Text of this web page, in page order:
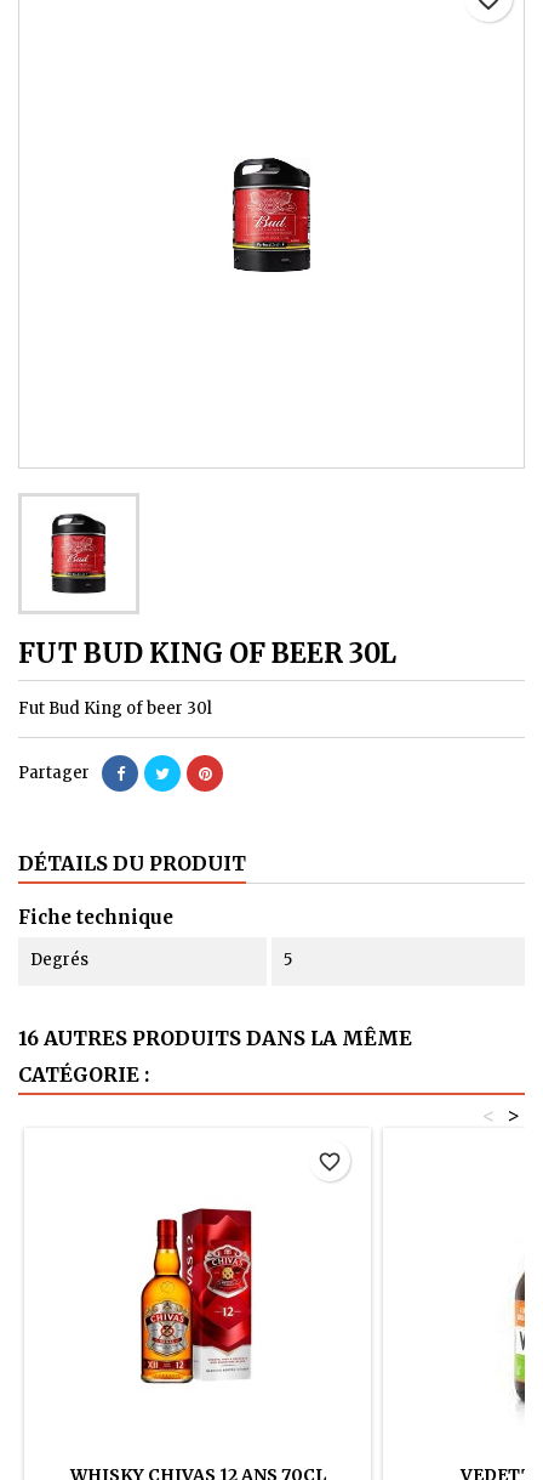
FUT BUD KING OF BEER 30L
Fut Bud King of beer 30l
Partager
DÉTAILS DU PRODUIT
Fiche technique
Degrés 5
16 AUTRES PRODUITS DANS LA MÊME
CATÉGORIE :
>
<
WHISKY CHIVAS 12 ANS 70CL
favorite_border
VEDETT